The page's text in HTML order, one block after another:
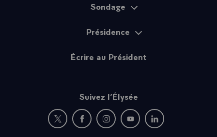
Sondage
Présidence
Écrire au Président
Suivez l’Élysée
Nouvelle fenêtre : rejoignez-nous sur Twitter
Nouvelle fenêtre : rejoignez-nous sur
Nouvelle fenêtre : rejoignez-nous
Nouvelle fenêtre :
Nouvelle fenêtre :